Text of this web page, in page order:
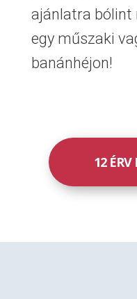
ajánlatra bólint
egy műszaki
banánhéjon!
12